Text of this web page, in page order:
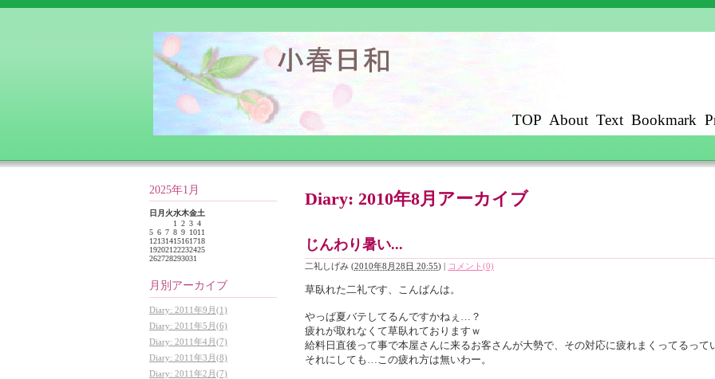
TOP About Text Bookmark
Diary: 2010年8月アーカイブ
じんわり暑い...
二礼しげみ (2010年8月28日 20:55) | コメント(0)
草臥れた二礼です、こんばんは。
やっぱ夏バテしてるんですかねぇ…？
疲れが取れなくて草臥れておりますｗ
給料日直後って事で本屋さんに来るお客さんが大勢で、その対応に疲れまくってるって
それにしても…この疲れ方は無いわー。
2025年1月
日 月 火水木金土
1 2 3 4
5 6 7 8 9 1011
12131415161718
19202122232425
262728293031
月別アーカイブ
Diary: 2011年9月(1)
Diary: 2011年5月(6)
Diary: 2011年4月(7)
Diary: 2011年3月(8)
Diary: 2011年2月(7)